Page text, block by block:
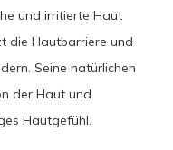
und irritierte Haut
die Hautbarriere und
Seine natürlichen
der Haut und
Hautgefühl.